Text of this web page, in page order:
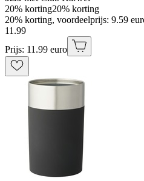
20% korting20% korting
20% korting, voordeelprijs: 9.59
11 .99
Prijs: 11.99 euro